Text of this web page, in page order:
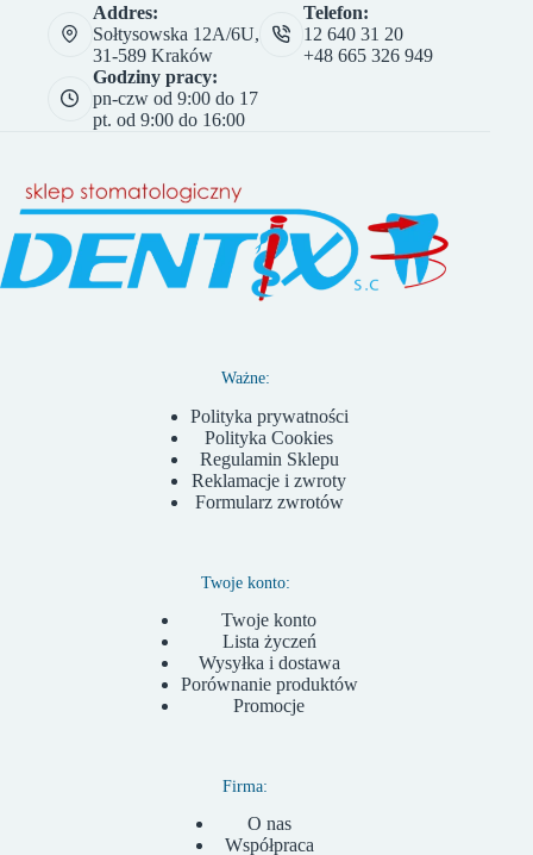
Addres:
Sołtysowska 12A/6U,
31-589 Kraków
Telefon:
12 640 31 20
+48 665 326 949
Godziny pracy:
pn-czw od 9:00 do 17
pt. od 9:00 do 16:00
Ważne:
Polityka prywatności
Polityka Cookies
Regulamin Sklepu
Reklamacje i zwroty
Formularz zwrotów
Twoje konto:
Twoje konto
Lista życzeń
Wysyłka i dostawa
Porównanie produktów
Promocje
Firma:
O nas
Współpraca